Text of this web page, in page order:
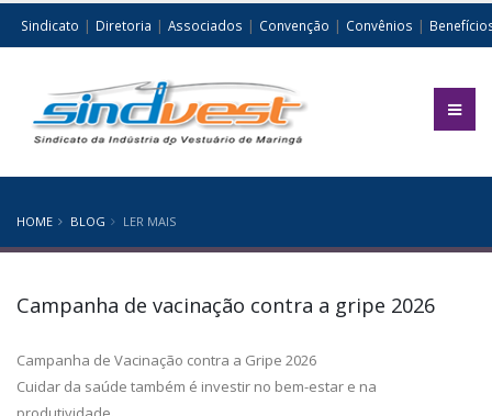
Sindicato | Diretoria | Associados | Convenção | Convênios |
HOME BLOG LER MAIS
Campanha de vacinação contra a gripe 2026
Campanha de Vacinação contra a Gripe 2026
Cuidar da saúde também é investir no bem-estar e na